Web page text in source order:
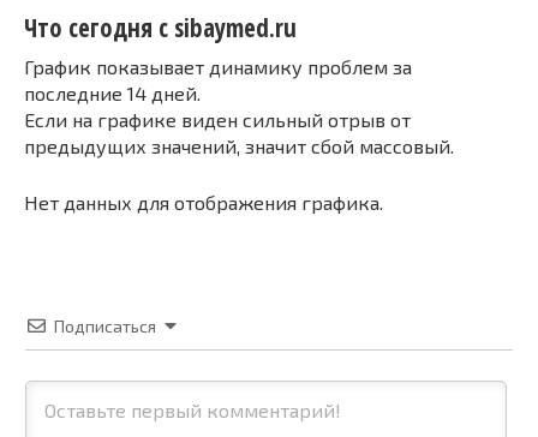
Что сегодня с sibaymed.ru
График показывает динамику проблем за
последние 14 дней.
Если на графике виден сильный отрыв от
предыдущих значений, значит сбой массовый.
Нет данных для отображения графика.
Подписаться